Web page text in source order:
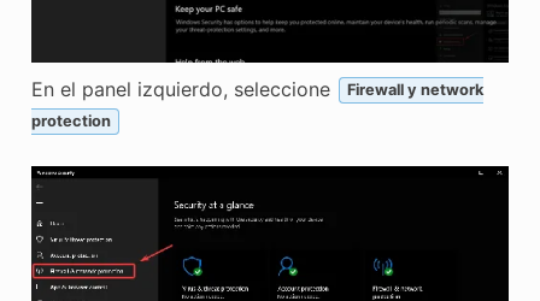
En el panel izquierdo, seleccione
Firewall y network
protection